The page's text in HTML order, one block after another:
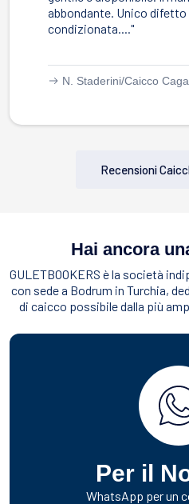
abbondante. Unico difetto
condizionata...."
N. Staderini/Caicco
Recensioni
Hai ancora
GULETBOOKERS è la società
con sede a Bodrum in Turchia,
di caicco possibile dalla più
Per il
WhatsApp per un